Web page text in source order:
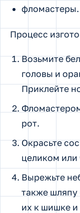
фломастеры.
Процесс
Возьмите
головы и
Приклейте
рот.
Окрасьте
целиком или
Вырежьте
также шляпу
их к шишке и